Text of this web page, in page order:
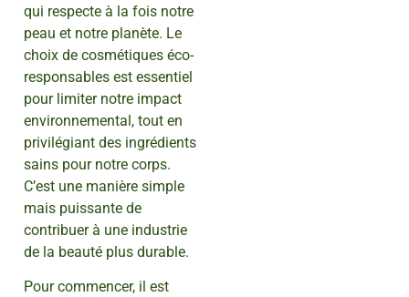
qui respecte à la fois notre
peau et notre planète. Le
choix de cosmétiques éco-
responsables est essentiel
pour limiter notre impact
environnemental, tout en
privilégiant des ingrédients
sains pour notre corps.
C’est une manière simple
mais puissante de
contribuer à une industrie
de la beauté plus durable.
Pour commencer, il est